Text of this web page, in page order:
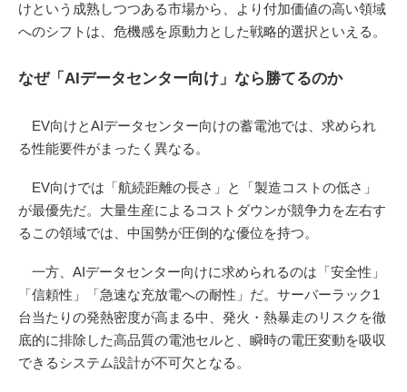
けという成熟しつつある市場から、より付加価値の高い領域
へのシフトは、危機感を原動力とした戦略的選択といえる。
なぜ「AIデータセンター向け」なら勝てるのか
EV向けとAIデータセンター向けの蓄電池では、求められ
る性能要件がまったく異なる。
EV向けでは「航続距離の長さ」と「製造コストの低さ」
が最優先だ。大量生産によるコストダウンが競争力を左右す
るこの領域では、中国勢が圧倒的な優位を持つ。
一方、AIデータセンター向けに求められるのは「安全性」
「信頼性」「急速な充放電への耐性」だ。サーバーラック1
台当たりの発熱密度が高まる中、発火・熱暴走のリスクを徹
底的に排除した高品質の電池セルと、瞬時の電圧変動を吸収
できるシステム設計が不可欠となる。